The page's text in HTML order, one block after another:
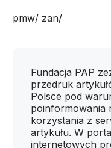
pmw/ zan/
Fundacja PAP
przedruk
Polsce pod
poinformowania
korzystania z
artykułu. W
internetowych